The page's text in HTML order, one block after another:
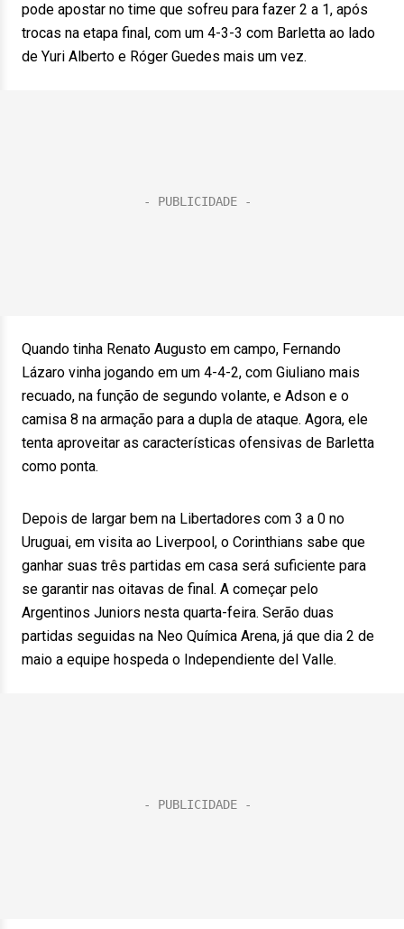
pode apostar no time que sofreu para fazer 2 a 1, após
trocas na etapa final, com um 4-3-3 com Barletta ao lado
de Yuri Alberto e Róger Guedes mais um vez.
Quando tinha Renato Augusto em campo, Fernando
Lázaro vinha jogando em um 4-4-2, com Giuliano mais
recuado, na função de segundo volante, e Adson e o
camisa 8 na armação para a dupla de ataque. Agora, ele
tenta aproveitar as características ofensivas de Barletta
como ponta.
Depois de largar bem na Libertadores com 3 a 0 no
Uruguai, em visita ao Liverpool, o Corinthians sabe que
ganhar suas três partidas em casa será suficiente para
se garantir nas oitavas de final. A começar pelo
Argentinos Juniors nesta quarta-feira. Serão duas
partidas seguidas na Neo Química Arena, já que dia 2 de
maio a equipe hospeda o Independiente del Valle.